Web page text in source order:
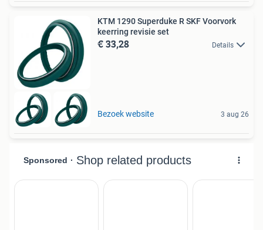
KTM 1290 Superduke R SKF Voorvork
keerring revisie set
€ 33,28 Details
Bezoek website 3 aug 26